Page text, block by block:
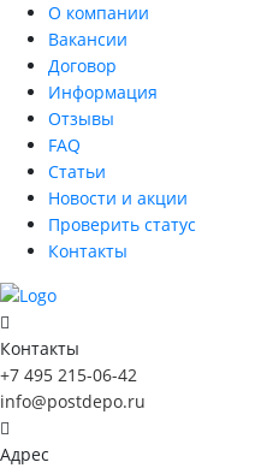
О компании
Вакансии
Договор
Информация
Отзывы
FAQ
Статьи
Новости и акции
Проверить статус
Контакты
Контакты
+7 495 215-06-42
info@postdepo.ru
Адрес